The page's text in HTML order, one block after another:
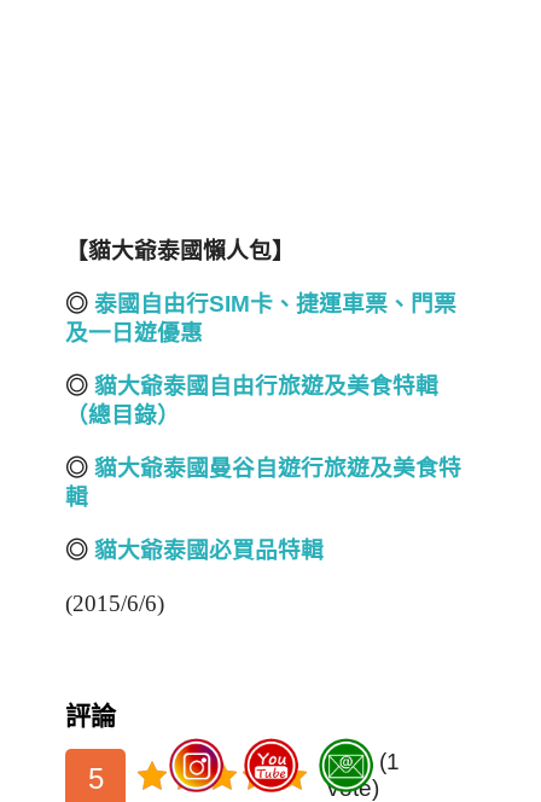
【貓大爺泰國懶人包】
◎ 泰國自由行SIM卡、捷運車票、門票
及一日遊優惠
◎ 貓大爺泰國自由行旅遊及美食特輯
（總目錄）
◎ 貓大爺泰國曼谷自遊行旅遊及美食特
輯
◎ 貓大爺泰國必買品特輯
(2015/6/6)
評論
5
5/5 - (1
vote)